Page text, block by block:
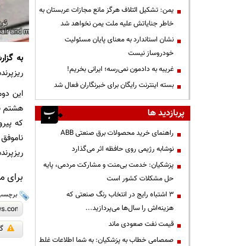
به
هشتم
که
برای
یمن: تشکیل ائتلاف هرگز مانع مجازات عربستان به
خاطر جنایاتش علیه ملت یمن نخواهد شد
نشان استاندارد به معنای پایان مسئولیت
خودروساز نیست
غریبه به دادمون نمی‌رسه؛ ایرانی بخریم!
بسته اینترنت رایگان برای خبرنگاران فعال شد
پربازدید ها
راهنمای خرید محصولات برق صنعتی ABB
نوشابه رژیمی روی حافظه اثر می‌گذارد
پزشکیان: خدمت بی‌منت و مشارکت مردمی، پایه
حل مشکلات کشور است
3 اشتباه رایج در انتخاب رنگ صنعتی که
هزینه‌اش را سال‌ها می‌پردازید...
قیمت نفت صعودی ماند
صمصامی خطاب به پزشکیان: به شما اطلاعات غلط